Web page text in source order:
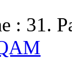
: 31.